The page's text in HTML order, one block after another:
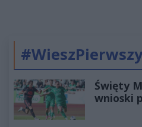
Święty
wnioski